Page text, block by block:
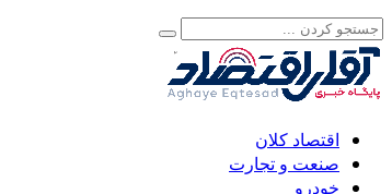
اقتصاد کلان
صنعت و تجارت
خودرو